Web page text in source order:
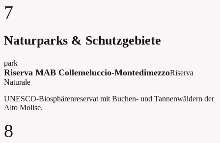
7
Naturparks & Schutzgebiete
park
Riserva MAB Collemeluccio-MontedimezzoRiserva
Naturale
UNESCO-Biosphärenreservat mit Buchen- und Tannenwäldern der
Alto Molise.
8